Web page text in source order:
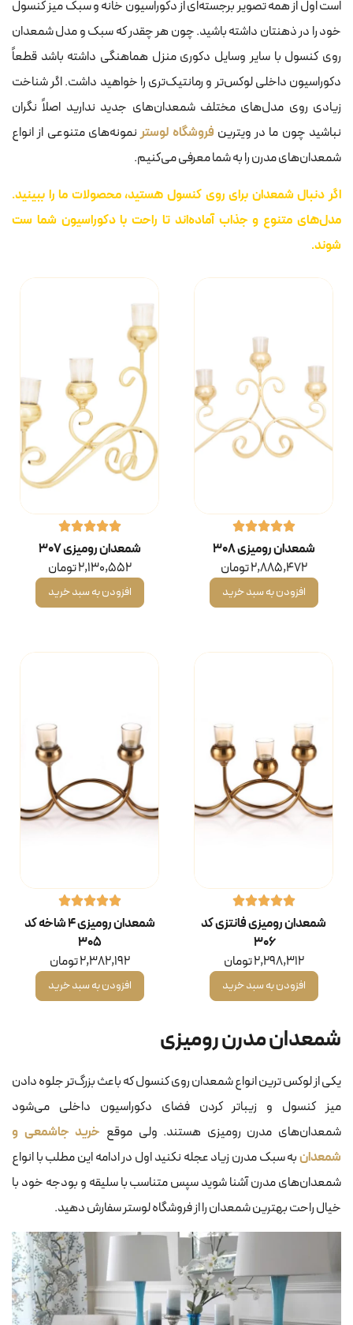
است اول از همه تصویر برجسته‌ای از دکوراسیون خانه و سبک میز کنسول
خود را در ذهنتان داشته باشید. چون هر چقدر که سبک و مدل شمعدان
روی کنسول با سایر وسایل دکوری منزل هماهنگی داشته باشد قطعاً
دکوراسیون داخلی لوکس‌تر و رمانتیک‌تری را خواهید داشت. اگر شناخت
زیادی روی مدل‌های مختلف شمعدان‌های جدید ندارید اصلاً نگران
نباشید چون‌ ما در ویترین فروشگاه لوسترنمونه‌های متنوعی از انواع
شمعدان‌های مدرن را به شما معرفی می‌کنیم.‌
اگر دنبال شمعدان برای روی کنسول هستید، محصولات ما را ببینید.
مدل‌های متنوع و جذاب آماده‌اند تا راحت با دکوراسیون شما ست
شوند.
شمعدان رومیزی ۳۰۸
2,885,472تومان
افزودن به سبد خرید
شمعدان رومیزی ۳۰۷
2,130,552تومان
افزودن به سبد خرید
شمعدان رومیزی فانتزی کد
۳۰۶
2,298,312تومان
افزودن به سبد خرید
شمعدان رومیزی ۴ شاخه کد
۳۰۵
2,382,192تومان
افزودن به سبد خرید
شمعدان مدرن رومیزی
یکی از لوکس ترین انواع شمعدان روی کنسول که باعث بزرگ‌تر جلوه دادن
میز کنسول و زیباتر کردن فضای دکوراسیون داخلی می‌شود
شمعدان‌های مدرن رومیزی هستند. ولی موقع خرید جاشمعی و
شمعدانبه سبک مدرن زیاد عجله نکنید اول در ادامه این مطلب با انواع
شمعدان‌های مدرن آشنا شوید سپس متناسب با سلیقه و بودجه خود با
خیال راحت بهترین شمعدان را از فروشگاه لوستر سفارش دهید.